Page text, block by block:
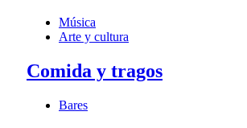
Música
Arte y cultura
Comida y tragos
Bares